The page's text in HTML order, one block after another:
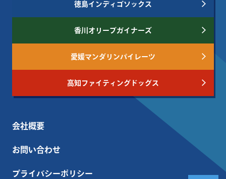
徳島インディゴソックス
香川オリーブガイナーズ
愛媛マンダリンパイレーツ
高知ファイティングドッグス
会社概要
お問い合わせ
プライバシーポリシー